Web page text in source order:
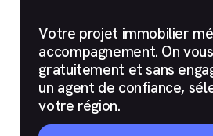
Votre projet immobilier
accompagnement. On
gratuitement et sans
un agent de confiance,
votre région.